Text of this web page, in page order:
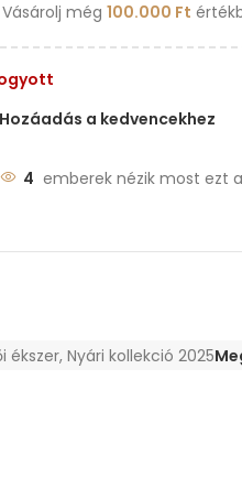
Vásárolj még 100.000 Ft
Hozáadás a kedvencekhez
4 emberek nézik most ezt
ékszer, Nyári kollekció 2025